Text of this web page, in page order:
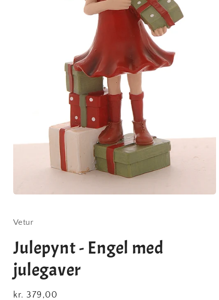
Vetur
Julepynt - Engel med
julegaver
Vanlig
kr. 379,00